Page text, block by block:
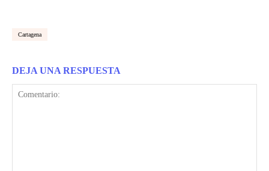
Cartagena
DEJA UNA RESPUESTA